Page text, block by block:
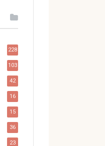
228
103
42
16
15
36
23